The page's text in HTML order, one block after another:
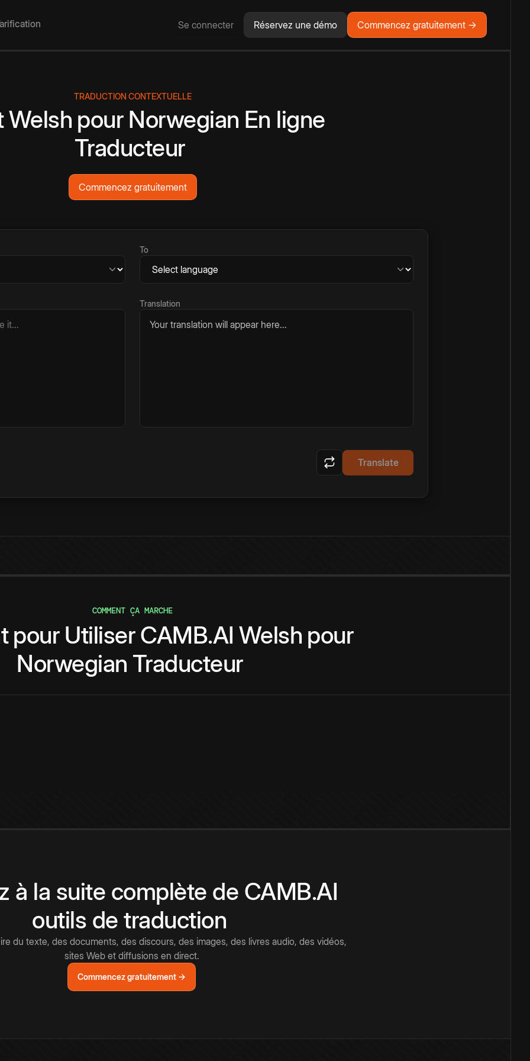
Se connecter Réservez une démo Commencez gratuitement →
TRADUCTION CONTEXTUELLE
Welsh pour Norwegian En ligne
Traducteur
Commencez gratuitement
To
Translation
Your translation will appear here...
Translate
COMMENT ÇA MARCHE
pour UtiliserCAMB.AI Welsh pour
Norwegian Traducteur
à la suite complète de CAMB.AI
outils de traduction
du texte, des documents, des discours, des images, des livres audio, des vidéos,
sites Web et diffusions en direct.
Commencez gratuitement →